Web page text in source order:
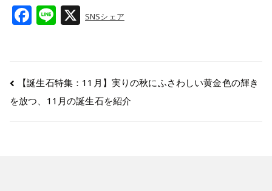
F
e
b
o
Li X
SNSシェア
【誕生石特集：11月】実りの秋にふさわしい黄金色の輝き
を放つ、11月の誕生石を紹介